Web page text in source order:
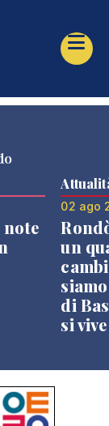
02 ago
un
di
si